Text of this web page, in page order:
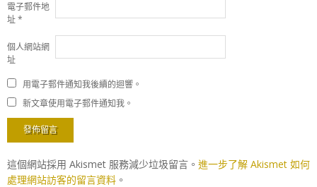
電子郵件地
址*
個人網站網
址
用電子郵件通知我後續的迴響。
新文章使用電子郵件通知我。
這個網站採用 Akismet 服務減少垃圾留言。 進一步了解 Akismet 如何
處理網站訪客的留言資料 。